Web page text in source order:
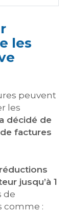
les
peuvent
les
décidé de
factures
réductions
jusqu’à 1
de
comme :